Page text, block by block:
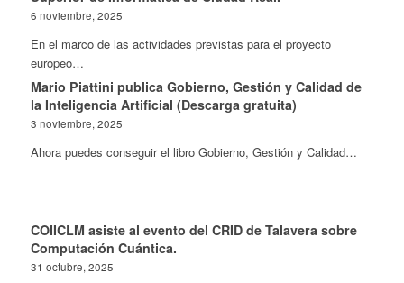
6 noviembre, 2025
En el marco de las actividades previstas para el proyecto
europeo…
Mario Piattini publica Gobierno, Gestión y Calidad de
la Inteligencia Artificial (Descarga gratuita)
3 noviembre, 2025
Ahora puedes conseguir el libro Gobierno, Gestión y Calidad…
COIICLM asiste al evento del CRID de Talavera sobre
Computación Cuántica.
31 octubre, 2025